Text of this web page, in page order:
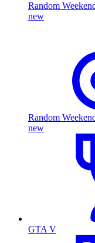
Random
new
Random
new
GTA V